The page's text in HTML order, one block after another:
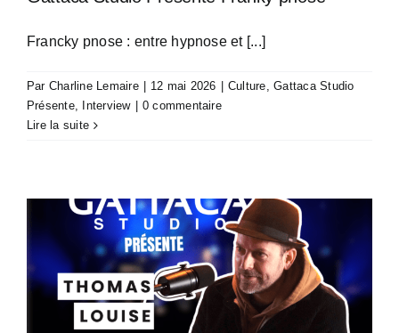
Francky pnose : entre hypnose et [...]
Par Charline Lemaire 12 mai 2026 Culture,Gattaca Studio
Présente, Interview
0 commentaire
Lire la suite